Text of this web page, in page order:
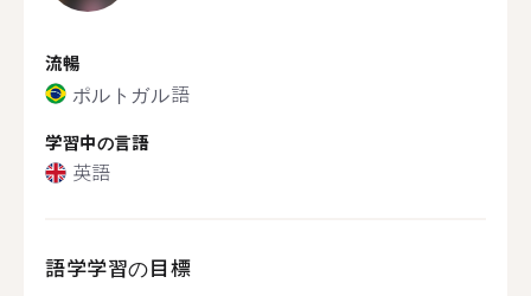
流暢
ポルトガル語
学習中の言語
英語
語学学習の目標